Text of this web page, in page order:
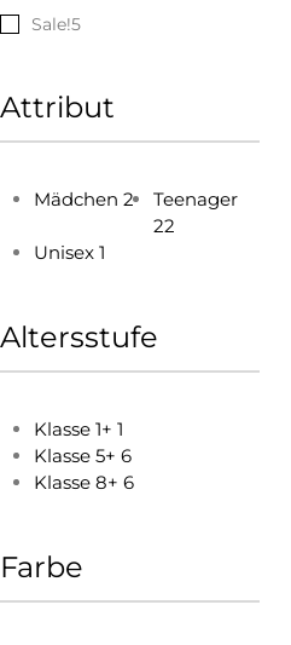
Sale!5
Attribut
Mädchen 2
Teenager
22
Unisex 1
Altersstufe
Klasse 1+ 1
Klasse 5+ 6
Klasse 8+ 6
Farbe